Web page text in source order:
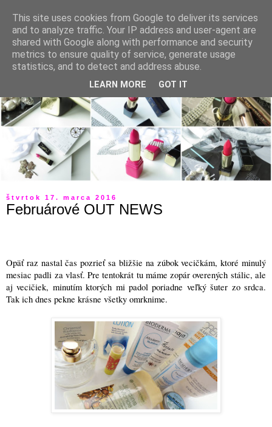
štvrtok 17. marca 2016
Februárové OUT NEWS
Opäť raz nastal čas pozrieť sa bližšie na zúbok vecičkám, ktoré minulý
mesiac padli za vlasť. Pre tentokrát tu máme zopár overených stálic, ale
aj vecičiek, minutím ktorých mi padol poriadne veľký šuter zo srdca.
Tak ich dnes pekne krásne všetky omrknime.
This site uses cookies from Google to deliver its services
and to analyze traffic. Your IP address and user-agent are
shared with Google along with performance and security
metrics to ensure quality of service, generate usage
statistics, and to detect and address abuse.
LEARN MORE GOT IT